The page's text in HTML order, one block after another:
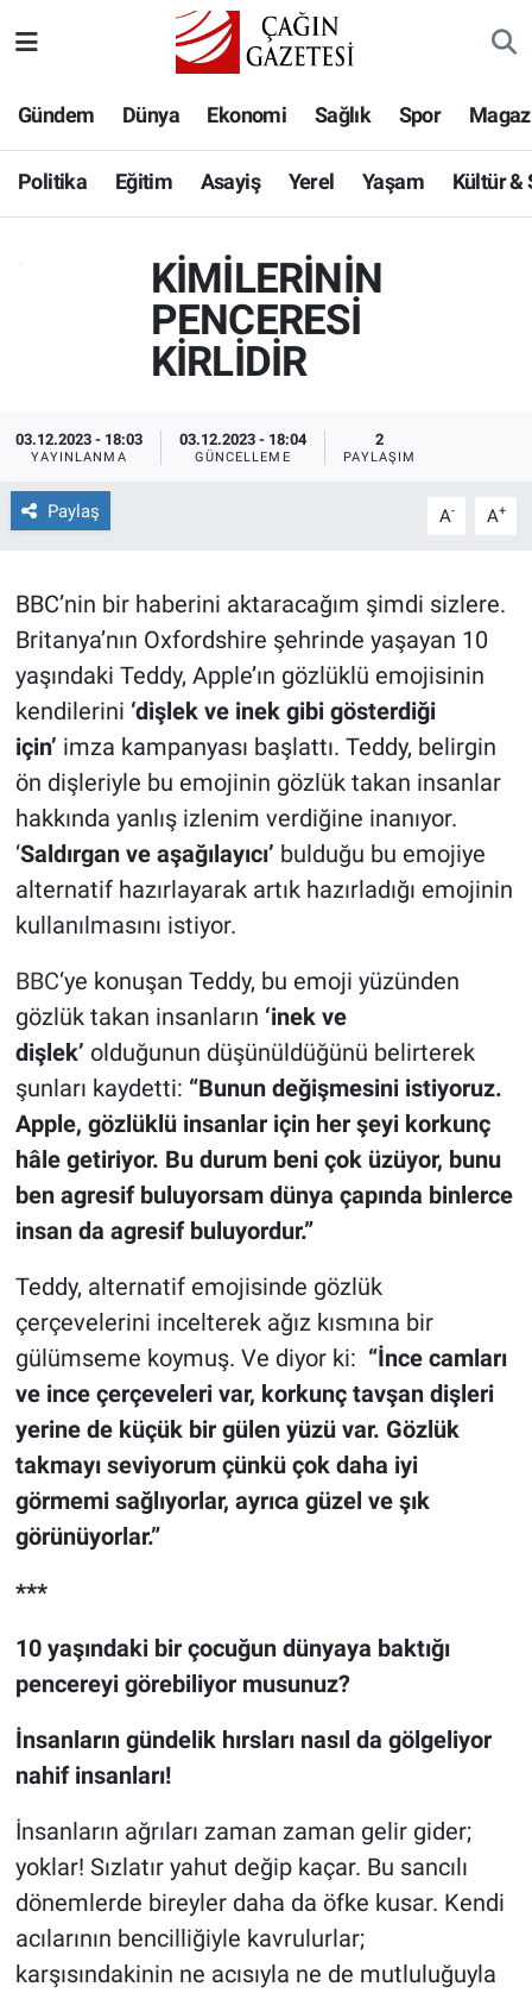
Gündem Dünya Ekonomi Sağlık Spor
Politika Eğitim Asayiş Yerel Yaşam Kültür &
KİMİLERİNİN
PENCERESİ
KİRLİDİR
03.12.2023 - 18:03
YAYINLANMA
03.12.2023 - 18:04
GÜNCELLEME
2
PAYLAŞIM
Paylaş A- A+
BBC’nin bir haberini aktaracağım şimdi sizlere.
Britanya’nın Oxfordshire şehrinde yaşayan 10
yaşındaki Teddy, Apple’ın gözlüklü emojisinin
kendilerini ‘dişlek ve inek gibi gösterdiği
için’ imza kampanyası başlattı. Teddy, belirgin
ön dişleriyle bu emojinin gözlük takan insanlar
hakkında yanlış izlenim verdiğine inanıyor.
‘Saldırgan ve aşağılayıcı’ bulduğu bu emojiye
alternatif hazırlayarak artık hazırladığı emojinin
kullanılmasını istiyor.
BBC‘ye konuşan Teddy, bu emoji yüzünden
gözlük takan insanların ‘inek ve
dişlek’ olduğunun düşünüldüğünü belirterek
şunları kaydetti: “Bunun değişmesini istiyoruz.
Apple, gözlüklü insanlar için her şeyi korkunç
hâle getiriyor. Bu durum beni çok üzüyor, bunu
ben agresif buluyorsam dünya çapında binlerce
insan da agresif buluyordur.”
Teddy, alternatif emojisinde gözlük
çerçevelerini incelterek ağız kısmına bir
gülümseme koymuş. Ve diyor ki: “İnce camları
ve ince çerçeveleri var, korkunç tavşan dişleri
yerine de küçük bir gülen yüzü var. Gözlük
takmayı seviyorum çünkü çok daha iyi
görmemi sağlıyorlar, ayrıca güzel ve şık
görünüyorlar.”
***
10 yaşındaki bir çocuğun dünyaya baktığı
pencereyi görebiliyor musunuz?
İnsanların gündelik hırsları nasıl da gölgeliyor
nahif insanları!
İnsanların ağrıları zaman zaman gelir gider;
yoklar! Sızlatır yahut değip kaçar. Bu sancılı
dönemlerde bireyler daha da öfke kusar. Kendi
acılarının bencilliğiyle kavrulurlar;
karşısındakinin ne acısıyla ne de mutluluğuyla
Eğitim
Asayiş
Bilim-Teknoloji
Köşe Yazıları
Video Galeri
Hava Durumu
Namaz Vakitleri
Trafik Durumu
Süper Lig Puan Durumu ve Fikstür
Son Dakika Haberleri
Haber Arşivi